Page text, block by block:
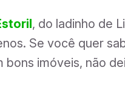
, do ladinho de
Se você quer
bons imóveis, não